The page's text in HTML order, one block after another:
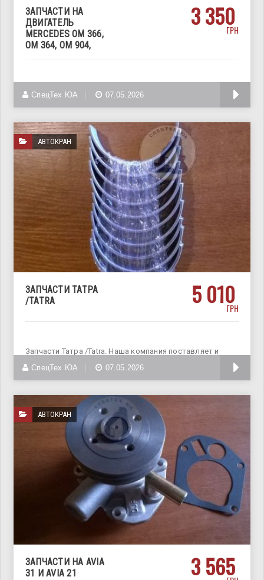
ЗАПЧАСТИ НА
ДВИГАТЕЛЬ
MERCEDES OM 366,
OM 364, OM 904,
3 350
ГРН
Запчасти на двигатели Mercedes OM 366, OM 364, OM 904
СпецТех ЮА 07.05.2026
АВТОКРАН
ЗАПЧАСТИ ТАТРА
/TATRA
5 010
ГРН
Запчасти Татра /Tatra. Наша компания поставляет и
реализует запчасти и
СпецТех ЮА 07.05.2026
АВТОКРАН
ЗАПЧАСТИ НА AVIA
31 И AVIA 21
3 565